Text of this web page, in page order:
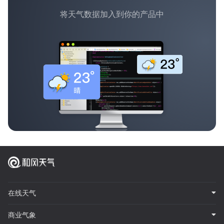
将天气数据加入到你的产品中
在线天气
商业气象